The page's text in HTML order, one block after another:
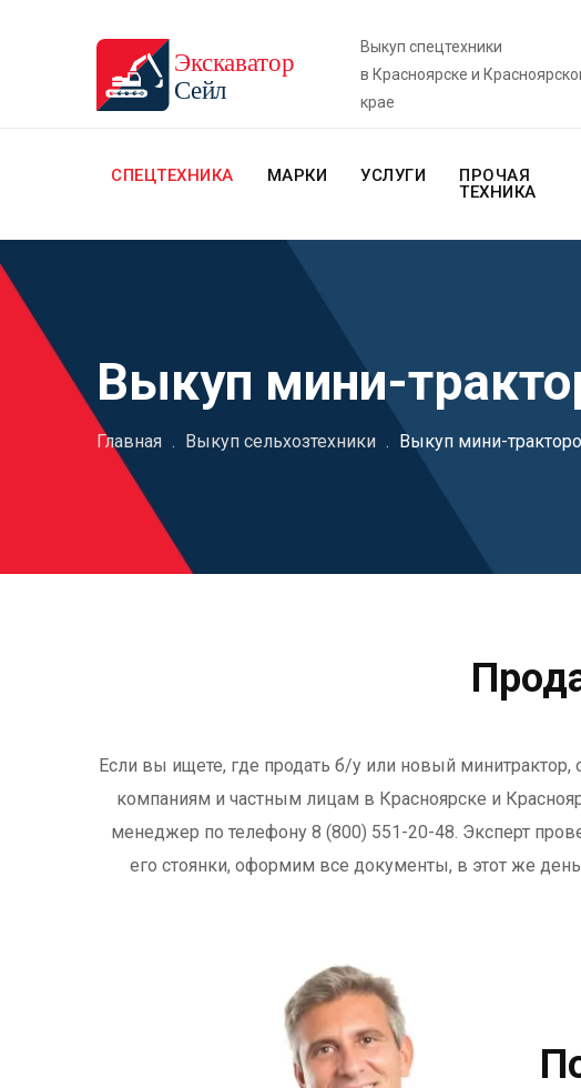
Выкуп спецтехники
в Красноярске и
крае
СПЕЦТЕХНИКА МАРКИ УСЛУГИ
ПРОЧАЯ
ТЕХНИКА
Выкуп мини-
Главная . Выкуп сельхозтехники . Выкуп мини-
Если вы ищете, где продать б/у или новый
компаниям и частным лицам в Красноярске и
менеджер по телефону 8 (800) 551-20-48. Эксперт
его стоянки, оформим все документы, в этот же